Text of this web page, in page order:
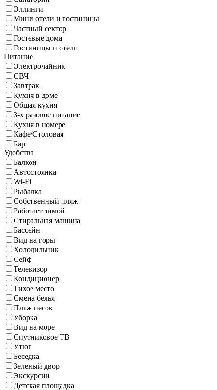
Эллинги
Мини отели и гостиницы
Частный сектор
Гостевые дома
Гостиницы и отели
Питание
Электрочайник
СВЧ
Завтрак
Кухня в доме
Общая кухня
3-х разовое питание
Кухня в номере
Кафе/Столовая
Бар
Удобства
Балкон
Автостоянка
Wi-Fi
Рыбалка
Собственный пляж
Работает зимой
Стиральная машина
Бассейн
Вид на горы
Холодильник
Сейф
Телевизор
Кондиционер
Тихое место
Смена белья
Пляж песок
Уборка
Вид на море
Спутниковое ТВ
Утюг
Беседка
Зеленый двор
Экскурсии
Детская площадка